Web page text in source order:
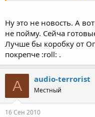
получалось 2 литра
ехало хорошо только
кто нибудь слышал о
Ну это не новость. А
не пойму. Сейча
Лучше бы коробку от
покрепче :roll: .
A audio-terrorist
Местный
16 Сен 2010